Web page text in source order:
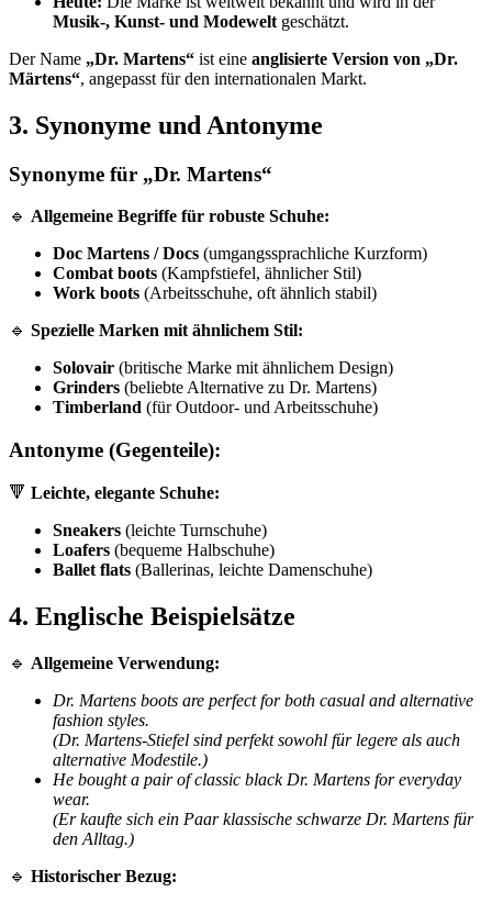
Musik-, Kunst- und Modewelt geschätzt.
Der Name „Dr. Martens“ ist eine anglisierte Version von „Dr.
Märtens“, angepasst für den internationalen Markt.
3. Synonyme und Antonyme
Synonyme für „Dr. Martens“
🔹 Allgemeine Begriffe für robuste Schuhe:
Doc Martens / Docs (umgangssprachliche Kurzform)
Combat boots (Kampfstiefel, ähnlicher Stil)
Work boots (Arbeitsschuhe, oft ähnlich stabil)
🔹 Spezielle Marken mit ähnlichem Stil:
Solovair (britische Marke mit ähnlichem Design)
Grinders (beliebte Alternative zu Dr. Martens)
Timberland (für Outdoor- und Arbeitsschuhe)
Antonyme (Gegenteile):
🔻 Leichte, elegante Schuhe:
Sneakers (leichte Turnschuhe)
Loafers (bequeme Halbschuhe)
Ballet flats (Ballerinas, leichte Damenschuhe)
4. Englische Beispielsätze
🔹 Allgemeine Verwendung:
Dr. Martens boots are perfect for both casual and alternative
fashion styles.
(Dr. Martens-Stiefel sind perfekt sowohl für legere als auch
alternative Modestile.)
He bought a pair of classic black Dr. Martens for everyday
wear.
(Er kaufte sich ein Paar klassische schwarze Dr. Martens für
den Alltag.)
🔹 Historischer Bezug: